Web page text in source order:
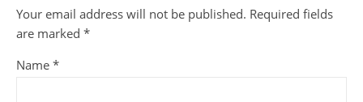
Your email address will not be published. Required fields
are marked *
Name *